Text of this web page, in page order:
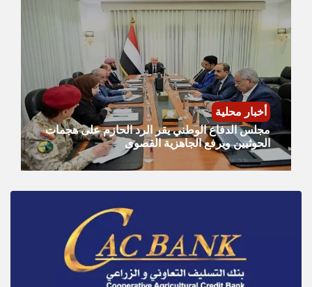
أخبار محلية
مجلس الدفاع الوطني يقر الرد الحازم على هجمات
الحوثيين ويرفع الجاهزية القصوى